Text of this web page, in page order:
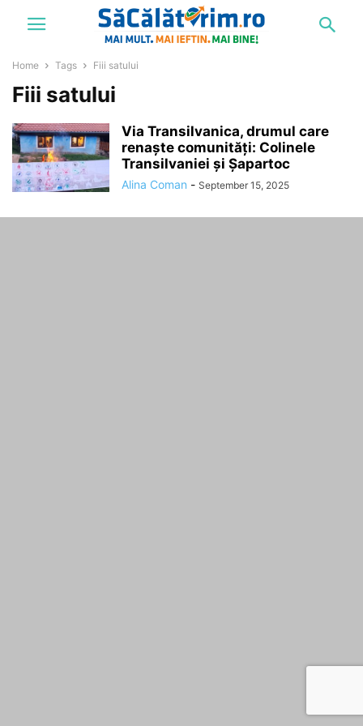
Home Tags Fiii satului
Fiii satului
Via Transilvanica, drumul care
renaște comunități: Colinele
Transilvaniei și Șapartoc
Alina Coman - September 15, 2025